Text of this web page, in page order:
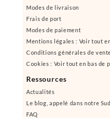
Modes de livraison
Frais de port
Modes de paiement
Mentions légales : Voir tout
Conditions générales de
Cookies : Voir tout en bas de
Ressources
Actualités
Le blog, appelé dans notre
FAQ